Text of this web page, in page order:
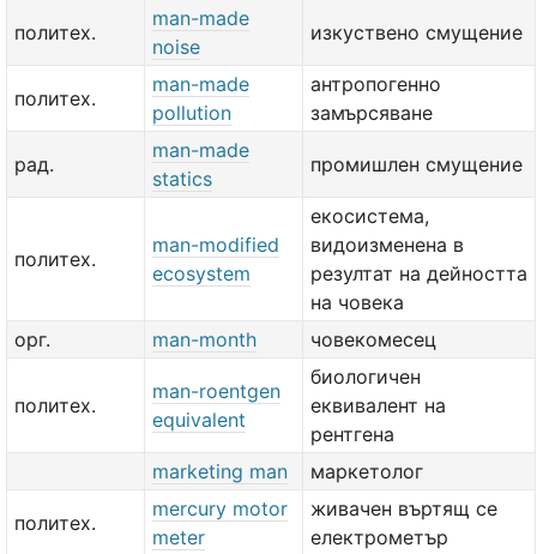
политех.
man-made
noise
изкуствено смущение
политех.
man-made
pollution
антропогенно
замърсяване
рад.
man-made
statics
промишлен смущение
политех.
man-modified
ecosystem
екосистема,
видоизменена в
резултат на дейността
на човека
орг.
man-month човекомесец
политех.
man-roentgen
equivalent
биологичен
еквивалент на
рентгена
marketing man
маркетолог
политех.
mercury motor
meter
живачен въртящ се
електрометър